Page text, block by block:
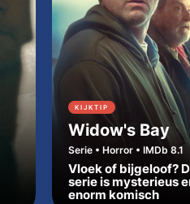
KIJKTIP
Widow's Bay
Serie • Horror • IMDb 8.1
Vloek of bijgeloof?
serie is mysterieus
enorm komisch